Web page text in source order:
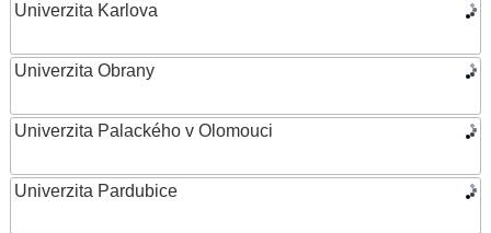
Univerzita Karlova
Univerzita Obrany
Univerzita Palackého v Olomouci
Univerzita Pardubice